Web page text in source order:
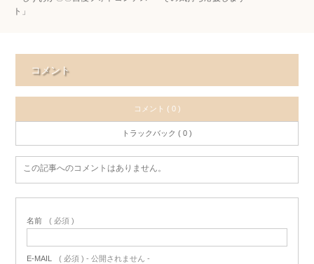
ト」
コメント
コメント ( 0 )
トラックバック ( 0 )
この記事へのコメントはありません。
名前 ( 必須 )
E-MAIL ( 必須 ) - 公開されません -